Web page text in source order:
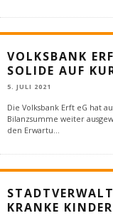
VOLKSBANK
SOLIDE AUF
5. JULI 2021
Die Volksbank Erft eG hat
Bilanzsumme weiter
den Erwartu...
KRANKE